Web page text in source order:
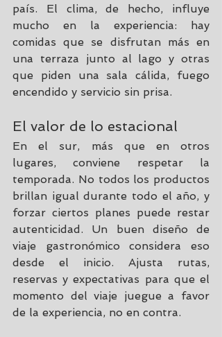
país. El clima, de hecho, influye
mucho en la experiencia: hay
comidas que se disfrutan más en
una terraza junto al lago y otras
que piden una sala cálida, fuego
encendido y servicio sin prisa.
El valor de lo estacional
En el sur, más que en otros
lugares, conviene respetar la
temporada. No todos los productos
brillan igual durante todo el año, y
forzar ciertos planes puede restar
autenticidad. Un buen diseño de
viaje gastronómico considera eso
desde el inicio. Ajusta rutas,
reservas y expectativas para que el
momento del viaje juegue a favor
de la experiencia, no en contra.